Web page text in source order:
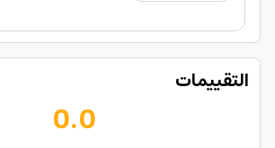
التقييمات
0.0